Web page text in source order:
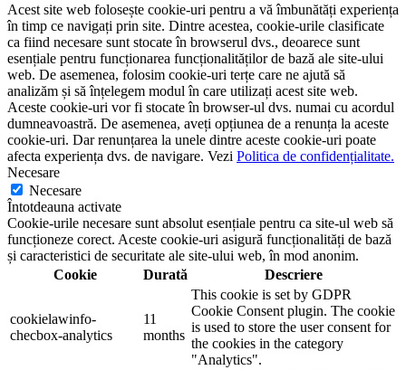
Acest site web folosește cookie-uri pentru a vă îmbunătăți experiența
în timp ce navigați prin site. Dintre acestea, cookie-urile clasificate
ca fiind necesare sunt stocate în browserul dvs., deoarece sunt
esențiale pentru funcționarea funcționalităților de bază ale site-ului
web. De asemenea, folosim cookie-uri terțe care ne ajută să
analizăm și să înțelegem modul în care utilizați acest site web.
Aceste cookie-uri vor fi stocate în browser-ul dvs. numai cu acordul
dumneavoastră. De asemenea, aveți opțiunea de a renunța la aceste
cookie-uri. Dar renunțarea la unele dintre aceste cookie-uri poate
afecta experiența dvs. de navigare. Vezi Politica de confidențialitate.
Necesare
Necesare
Întotdeauna activate
Cookie-urile necesare sunt absolut esențiale pentru ca site-ul web să
funcționeze corect. Aceste cookie-uri asigură funcționalități de bază
și caracteristici de securitate ale site-ului web, în ​​mod anonim.
Cookie
Durată Descriere
cookielawinfo-
checbox-analytics
11
months
This cookie is set by GDPR
Cookie Consent plugin. The cookie
is used to store the user consent for
the cookies in the category
"Analytics".